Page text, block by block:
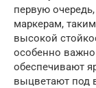
первую
маркерам,
высокой
особенно
обеспечивают
выцветают под